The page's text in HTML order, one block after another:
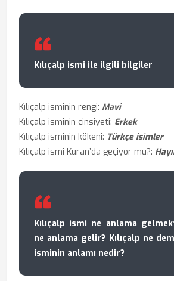
Kılıçalp ismi ile ilgili bilgiler
Kılıçalp isminin rengi: Mavi
Kılıçalp isminin cinsiyeti: Erkek
Kılıçalp isminin kökeni: Türkçe isimler
Kılıçalp ismi Kuran’da geçiyor mu?:
Kılıçalp ismi ne anlama
ne anlama gelir? Kılıçalp ne
isminin anlamı nedir?